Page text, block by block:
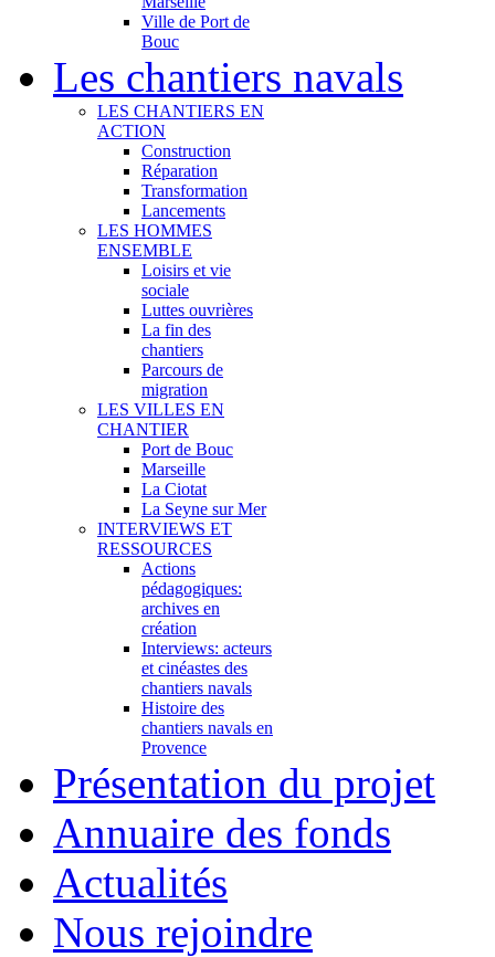
Ville de Port de
Bouc
Les chantiers navals
LES CHANTIERS EN
ACTION
Construction
Réparation
Transformation
Lancements
LES HOMMES
ENSEMBLE
Loisirs et vie
sociale
Luttes ouvrières
La fin des
chantiers
Parcours de
migration
LES VILLES EN
CHANTIER
Port de Bouc
Marseille
La Ciotat
La Seyne sur Mer
INTERVIEWS ET
RESSOURCES
Actions
pédagogiques:
archives en
création
Interviews: acteurs
et cinéastes des
chantiers navals
Histoire des
chantiers navals en
Provence
Présentation du projet
Annuaire des fonds
Actualités
Nous rejoindre